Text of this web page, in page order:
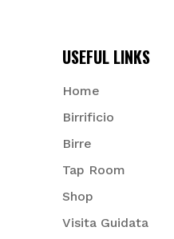
USEFUL LINKS
Home
Birrificio
Birre
Tap Room
Shop
Visita Guidata